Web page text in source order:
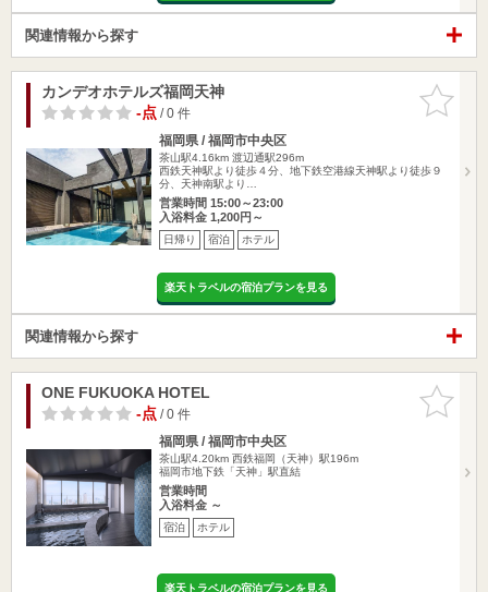
関連情報から探す
お気に入
りに追加
カンデオホテルズ福岡天神
-点/ 0 件
福岡県 / 福岡市中央区
茶山駅4.16km 渡辺通駅296m
西鉄天神駅より徒歩４分、地下鉄空港線天神駅より徒歩９
分、天神南駅より…
営業時間 15:00～23:00
入浴料金 1,200円～
日帰り 宿泊 ホテル
楽天トラベルの宿泊プランを見る
関連情報から探す
お気に入
りに追加
ONE FUKUOKA HOTEL
-点/ 0 件
福岡県 / 福岡市中央区
茶山駅4.20km 西鉄福岡（天神）駅196m
福岡市地下鉄「天神」駅直結
営業時間
入浴料金 ～
宿泊 ホテル
楽天トラベルの宿泊プランを見る